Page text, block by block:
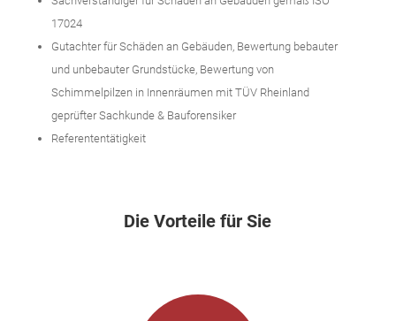
17024
Gutachter für Schäden an Gebäuden, Bewertung bebauter
und unbebauter Grundstücke, Bewertung von
Schimmelpilzen in Innenräumen mit TÜV Rheinland
geprüfter Sachkunde & Bauforensiker
Referententätigkeit
Die Vorteile für Sie